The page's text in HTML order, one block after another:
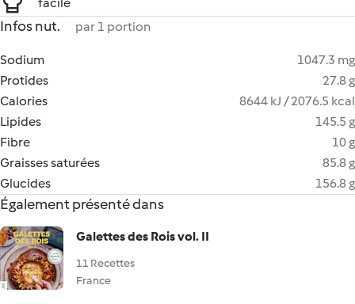
Infos nut. par 1 portion
Sodium
1047.3 mg
Protides
27.8 g
Calories
8644 kJ / 2076.5 kcal
Lipides
145.5 g
Fibre
10 g
Graisses saturées
85.8 g
Glucides
156.8 g
Également présenté dans
Galettes des Rois vol. II
11 Recettes
France